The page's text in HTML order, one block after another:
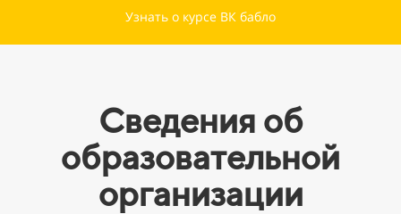
Узнать о курсе ВК бабло
Сведения об
образовательной
организации